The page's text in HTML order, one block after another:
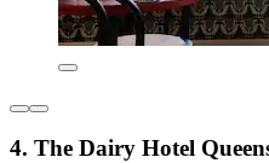
4. The Dairy Hotel